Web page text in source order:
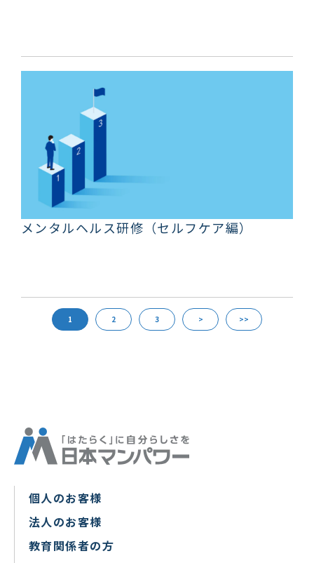
メンタルヘルス研修（セルフケア編）
1 2 3 > >>
個人のお客様
法人のお客様
教育関係者の方